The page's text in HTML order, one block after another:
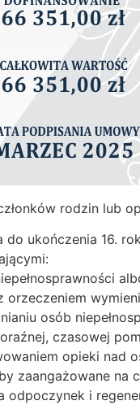
rodzin lub
ukończenia 16.
osób
czasowej
opieki nad
zaangażowane
i